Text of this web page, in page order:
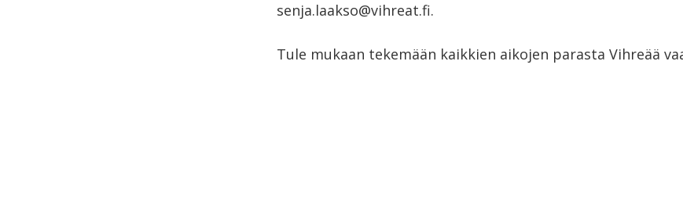
senja.laakso@vihreat.fi.
Tule mukaan tekemään kaikkien aikojen parasta Vihreää